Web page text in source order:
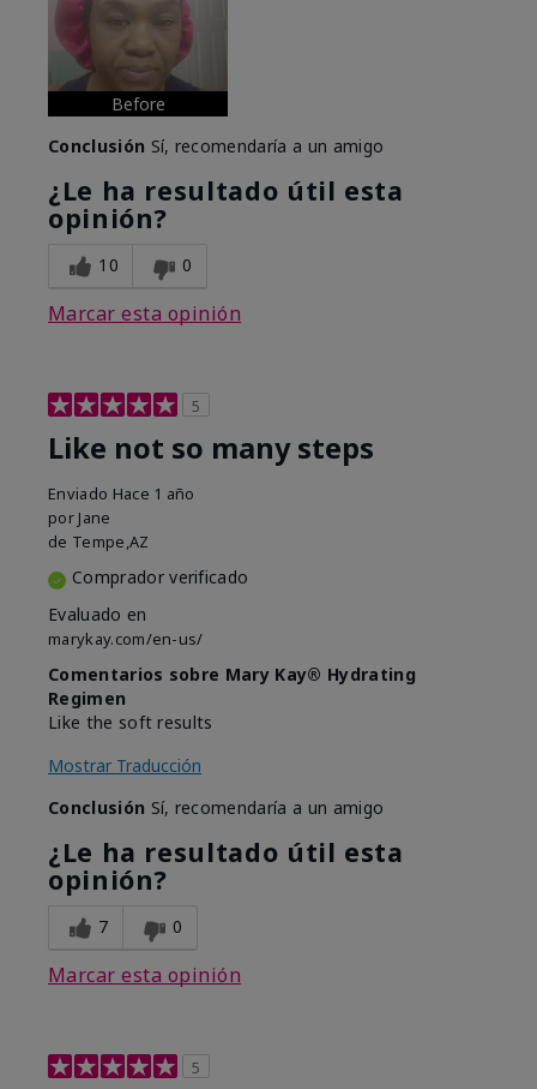
Before
Conclusión Sí, recomendaría a un amigo
¿Le ha resultado útil esta
opinión?
10 0
Marcar esta opinión
5
Like not so many steps
Enviado Hace 1 año
por Jane
de Tempe,AZ
Comprador verificado
Evaluado en
marykay.com/en-us/
Comentarios sobre Mary Kay® Hydrating
Regimen
Like the soft results
Mostrar Traducción
Conclusión Sí, recomendaría a un amigo
¿Le ha resultado útil esta
opinión?
7 0
Marcar esta opinión
5